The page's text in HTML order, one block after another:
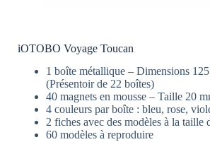
iOTOBO Voyage Toucan
1 boîte métallique – Dimensions
(Présentoir de 22 boîtes)
40 magnets en mousse – Taille 20
4 couleurs par boîte : bleu, rose,
2 fiches avec des modèles à la taille
60 modèles à reproduire